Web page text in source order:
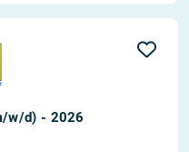
w/d) - 2026